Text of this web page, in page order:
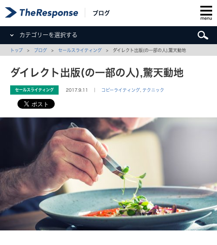
ブログ
カテゴリーを選択する
トップ > ブログ >セールスライティング > ダイレクト出版(の一部の人),驚天動地
ダイレクト出版(の一部の人),驚天動地
セールスライティング 2017.9.11 ｜ コピーライティング ,テクニック